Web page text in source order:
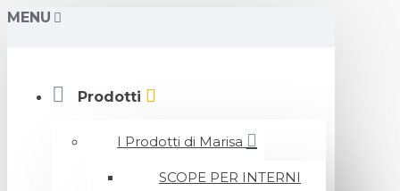
MENU
Prodotti
I Prodotti di Marisa
SCOPE PER INTERNI